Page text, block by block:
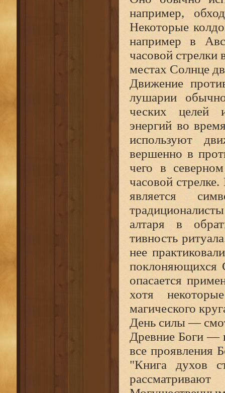
например,
Некоторые
например в
часовой стрелки
местах Солнце
Движение
лушарии
ческих целей
энергий во
используют
вершенно в
чего в
часовой
является
алтаря в
тивность
нее
поклоняющихся
опасается
хотя
магического
День силы —
Древние Боги —
все проявления
"Книга духов